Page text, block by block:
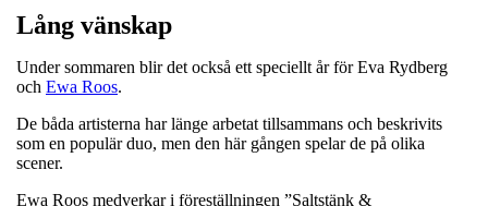
Lång vänskap
Under sommaren blir det också ett speciellt år för Eva Rydberg
och Ewa Roos.
De båda artisterna har länge arbetat tillsammans och beskrivits
som en populär duo, men den här gången spelar de på olika
scener.
Ewa Roos medverkar i föreställningen ”Saltstänk &